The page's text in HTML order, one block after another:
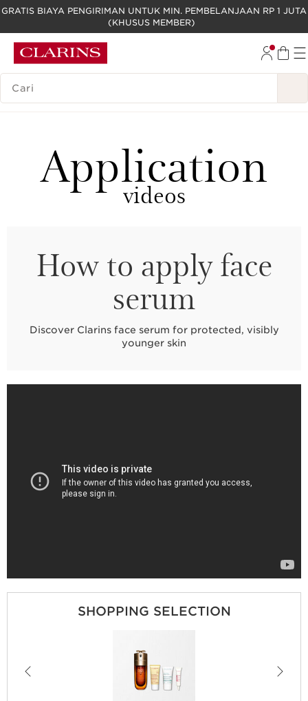
LEWATI KE KONTEN
GO TO FOOTER
GRATIS BIAYA PENGIRIMAN UNTUK MIN. PEMBELANJAAN RP 1 JUTA
(KHUSUS MEMBER)
LEGENDA PENCARIAN
Application
videos
How to apply face
serum
Discover Clarins face serum for protected, visibly
younger skin
SHOPPING SELECTION